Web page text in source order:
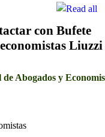
con Bufete
Liuzzi
Abogados y